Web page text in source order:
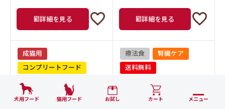
犬用フード 猫用フード お試し カート メニュー
詳細を見る 詳細を見る
成猫用
コンプリートフード
送料無料
お届け日指定不可
療法食
腎臓ケア
送料無料
通常商品との同時購入不